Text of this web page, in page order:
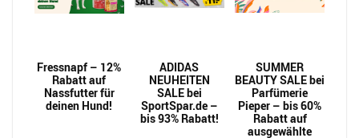
Fressnapf – 12%
Rabatt auf
Nassfutter für
deinen Hund!
ADIDAS
NEUHEITEN
SALE bei
SportSpar.de –
bis 93% Rabatt!
SUMMER
BEAUTY SALE bei
Parfümerie
Pieper – bis 60%
Rabatt auf
ausgewählte